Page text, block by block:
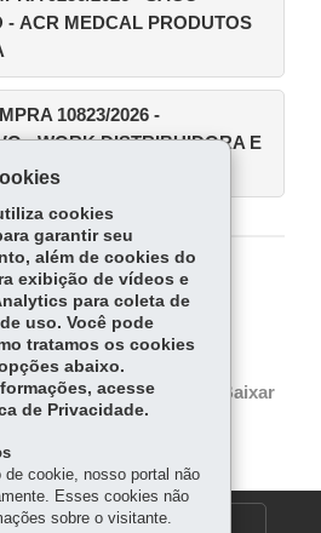
- ACR MEDCAL PRODUTOS
10823/2026 -
- WORK DISTRIBUIDORA E
Fa
ce
bo
ok
Tw
itt
W
ha
ts
Ap
Imprimir Baixar
cookies
garantir seu
além de cookies do
exibição de vídeos e
para coleta de
uso. Você pode
tratamos os cookies
abaixo.
acesse
de Privacidade.
cookie, nosso portal não
Esses cookies não
sobre o visitante.